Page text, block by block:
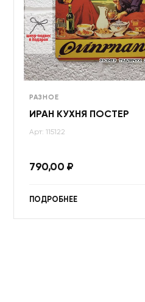
РАЗНОЕ
ИРАН КУХНЯ ПОСТЕР
Арт: 115122
790,00 ₽
ПОДРОБНЕЕ